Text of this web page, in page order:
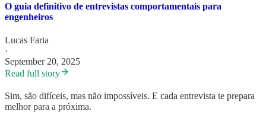
O guia definitivo de entrevistas comportamentais para
engenheiros
Lucas Faria
·
September 20, 2025
Read full story
Sim, são difíceis, mas não impossíveis. E cada entrevista te prepara
melhor para a próxima.